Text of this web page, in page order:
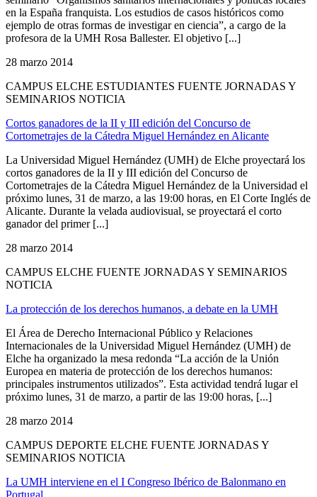
en la España franquista. Los estudios de casos históricos como
ejemplo de otras formas de investigar en ciencia”, a cargo de la
profesora de la UMH Rosa Ballester. El objetivo [...]
28 marzo 2014
CAMPUS ELCHE ESTUDIANTES FUENTE JORNADAS Y
SEMINARIOS NOTICIA
Cortos ganadores de la II y III edición del Concurso de
Cortometrajes de la Cátedra Miguel Hernández en Alicante
La Universidad Miguel Hernández (UMH) de Elche proyectará los
cortos ganadores de la II y III edición del Concurso de
Cortometrajes de la Cátedra Miguel Hernández de la Universidad el
próximo lunes, 31 de marzo, a las 19:00 horas, en El Corte Inglés de
Alicante. Durante la velada audiovisual, se proyectará el corto
ganador del primer [...]
28 marzo 2014
CAMPUS ELCHE FUENTE JORNADAS Y SEMINARIOS
NOTICIA
La protección de los derechos humanos, a debate en la UMH
El Área de Derecho Internacional Público y Relaciones
Internacionales de la Universidad Miguel Hernández (UMH) de
Elche ha organizado la mesa redonda “La acción de la Unión
Europea en materia de protección de los derechos humanos:
principales instrumentos utilizados”. Esta actividad tendrá lugar el
próximo lunes, 31 de marzo, a partir de las 19:00 horas, [...]
28 marzo 2014
CAMPUS DEPORTE ELCHE FUENTE JORNADAS Y
SEMINARIOS NOTICIA
La UMH interviene en el I Congreso Ibérico de Balonmano en
Portugal